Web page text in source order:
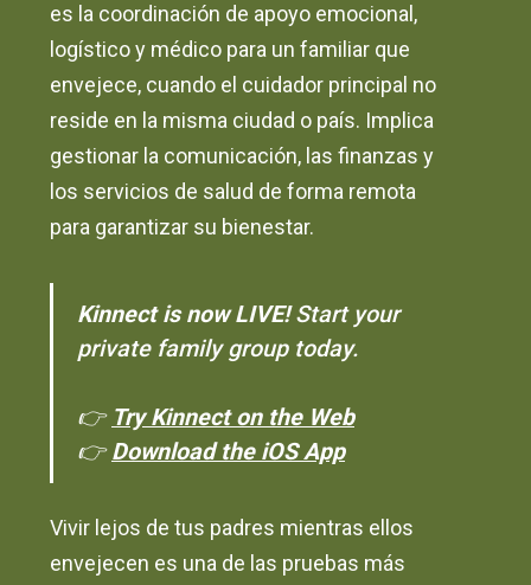
es la coordinación de apoyo emocional,
logístico y médico para un familiar que
envejece, cuando el cuidador principal no
reside en la misma ciudad o país. Implica
gestionar la comunicación, las finanzas y
los servicios de salud de forma remota
para garantizar su bienestar.
Kinnect is now LIVE!Start your
private family group today.
👉 Try Kinnect on the Web
👉Download the iOS App
Vivir lejos de tus padres mientras ellos
envejecen es una de las pruebas más